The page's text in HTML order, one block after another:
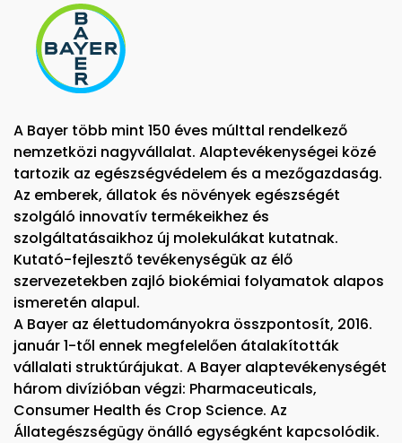
A Bayer több mint 150 éves múlttal rendelkező
nemzetközi nagyvállalat. Alaptevékenységei közé
tartozik az egészségvédelem és a mezőgazdaság.
Az emberek, állatok és növények egészségét
szolgáló innovatív termékeikhez és
szolgáltatásaikhoz új molekulákat kutatnak.
Kutató-fejlesztő tevékenységük az élő
szervezetekben zajló biokémiai folyamatok alapos
ismeretén alapul.
A Bayer az élettudományokra összpontosít, 2016.
január 1-től ennek megfelelően átalakították
vállalati struktúrájukat. A Bayer alaptevékenységét
három divízióban végzi: Pharmaceuticals,
Consumer Health és Crop Science. Az
Állategészségügy önálló egységként kapcsolódik.